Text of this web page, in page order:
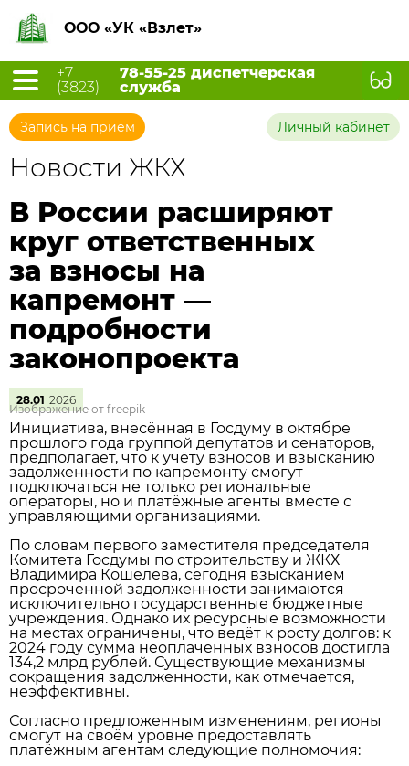
ООО «УК «Взлет»
+7
(3823)
78-55-25 диспетчерская
служба
Запись на прием Личный кабинет
Новости ЖКХ
В России расширяют
круг ответственных
за взносы на
капремонт —
подробности
законопроекта
28.01 2026
Изображение от freepik
Инициатива, внесённая в Госдуму в октябре
прошлого года группой депутатов и сенаторов,
предполагает, что к учёту взносов и взысканию
задолженности по капремонту смогут
подключаться не только региональные
операторы, но и платёжные агенты вместе с
управляющими организациями.
По словам первого заместителя председателя
Комитета Госдумы по строительству и ЖКХ
Владимира Кошелева, сегодня взысканием
просроченной задолженности занимаются
исключительно государственные бюджетные
учреждения. Однако их ресурсные возможности
на местах ограничены, что ведёт к росту долгов: к
2024 году сумма неоплаченных взносов достигла
134,2 млрд рублей. Существующие механизмы
сокращения задолженности, как отмечается,
неэффективны.
Согласно предложенным изменениям, регионы
смогут на своём уровне предоставлять
платёжным агентам следующие полномочия: